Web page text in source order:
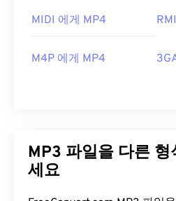
MIDI 에게 MP4
M4P 에게 MP4
MP3 파일을 다른
세요